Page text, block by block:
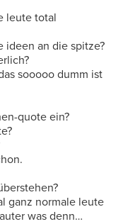
leute total
ideen an die spitze?
sooooo dumm ist
quote ein?
ganz normale leute
was denn…